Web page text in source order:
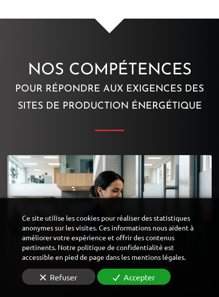
NOS COMPÉTENCES
POUR RÉPONDRE AUX EXIGENCES DES
SITES DE PRODUCTION ÉNERGÉTIQUE
CONTRÔLE D'ACCÈS
Ce site utilise les cookies pour réaliser des statistiques
anonymes sur les visites. Ces informations nous aident à
améliorer votre expérience et offrir des contenus
pertinents. Notre politique de confidentialité est
accessible en pied de page dans les mentions légales.
Refuser Accepter